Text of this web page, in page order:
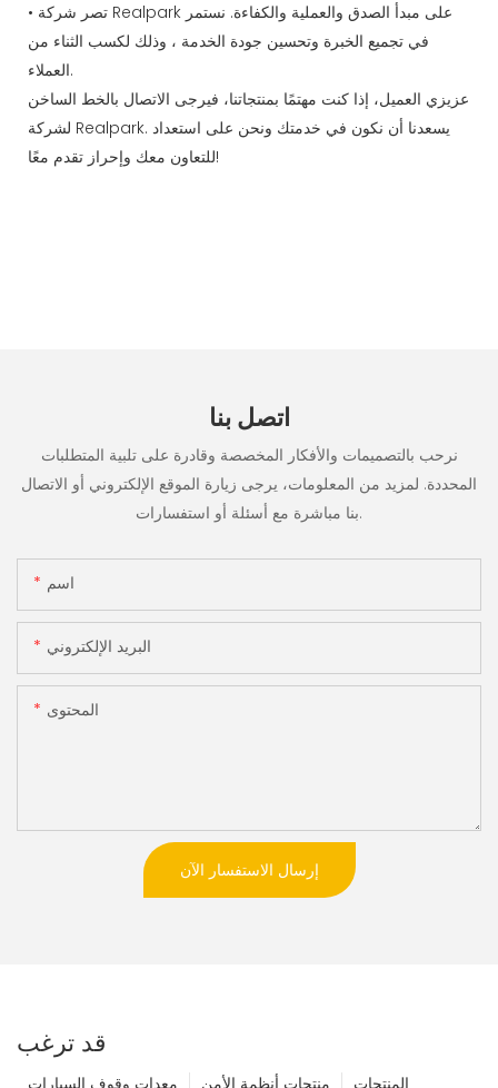
• تصر شركة Realpark على مبدأ الصدق والعملية والكفاءة. نستمر
في تجميع الخبرة وتحسين جودة الخدمة ، وذلك لكسب الثناء من
العملاء.
عزيزي العميل، إذا كنت مهتمًا بمنتجاتنا، فيرجى الاتصال بالخط الساخن
لشركة Realpark. يسعدنا أن نكون في خدمتك ونحن على استعداد
للتعاون معك وإحراز تقدم معًا!
اتصل بنا
نرحب بالتصميمات والأفكار المخصصة وقادرة على تلبية المتطلبات
المحددة. لمزيد من المعلومات، يرجى زيارة الموقع الإلكتروني أو الاتصال
بنا مباشرة مع أسئلة أو استفسارات.
اسم
البريد الإلكتروني
المحتوى
إرسال الاستفسار الآن
قد ترغب